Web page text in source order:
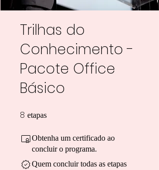
Trilhas do
Conhecimento -
Pacote Office
Básico
8 etapas
Obtenha um certificado ao
concluir o programa.
Quem concluir todas as etapas